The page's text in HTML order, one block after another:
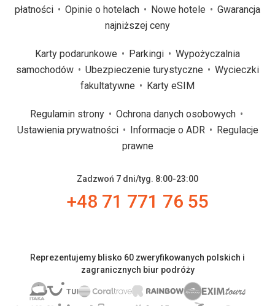
płatności
Opinie o hotelach Nowe hotele
Gwarancja
najniższej ceny
Karty podarunkowe Parkingi
Wypożyczalnia
samochodów
Ubezpieczenie turystyczne
Wycieczki
fakultatywne
Karty eSIM
Regulamin strony
Ochrona danych osobowych
Ustawienia prywatności
Informacje o ADR
Regulacje
prawne
Zadzwoń 7 dni/tyg. 8:00-23:00
+48 71 771 76 55
Reprezentujemy blisko 60 zweryfikowanych polskich i
zagranicznych biur podróży